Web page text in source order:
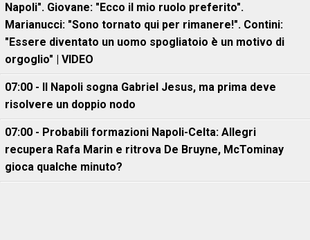
Napoli". Giovane: "Ecco il mio ruolo preferito".
Marianucci: "Sono tornato qui per rimanere!". Contini:
"Essere diventato un uomo spogliatoio è un motivo di
orgoglio" | VIDEO
07:00 - Il Napoli sogna Gabriel Jesus, ma prima deve
risolvere un doppio nodo
07:00 - Probabili formazioni Napoli-Celta: Allegri
recupera Rafa Marin e ritrova De Bruyne, McTominay
gioca qualche minuto?